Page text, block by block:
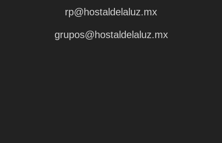
rp@hostaldelaluz.mx
grupos@hostaldelaluz.mx